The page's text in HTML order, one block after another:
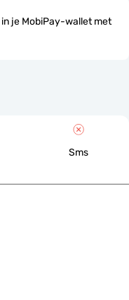
in je MobiPay-wallet met
Sms